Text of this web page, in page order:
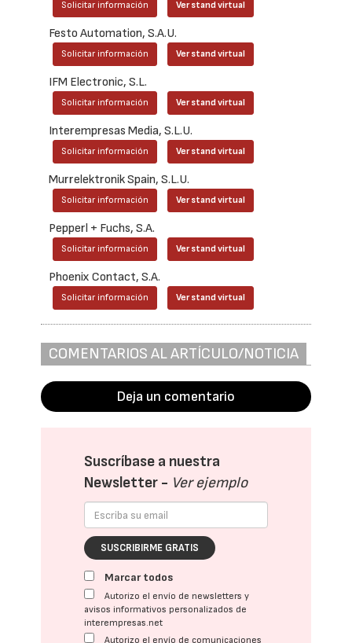
Solicitar información Ver stand virtual
Festo Automation, S.A.U.
Solicitar información Ver stand virtual
IFM Electronic, S.L.
Solicitar información Ver stand virtual
Interempresas Media, S.L.U.
Solicitar información Ver stand virtual
Murrelektronik Spain, S.L.U.
Solicitar información Ver stand virtual
Pepperl + Fuchs, S.A.
Solicitar información Ver stand virtual
Phoenix Contact, S.A.
Solicitar información Ver stand virtual
COMENTARIOS AL ARTÍCULO/NOTICIA
Deja un comentario
Suscríbase a nuestra
Newsletter - Ver ejemplo
SUSCRIBIRME GRATIS
Marcar todos
Autorizo el envío de newsletters y
avisos informativos personalizados de
interempresas.net
Autorizo el envío de comunicaciones